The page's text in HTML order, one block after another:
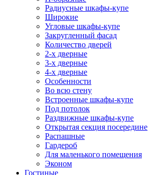
Радиусные шкафы-купе
Широкие
Угловые шкафы-купе
Закругленный фасад
Количество дверей
2-х дверные
3-х дверные
4-х дверные
Особенности
Во всю стену
Встроенные шкафы-купе
Под потолок
Раздвижные шкафы-купе
Открытая секция посередине
Распашные
Гардероб
Для маленького помещения
Эконом
Гостиные